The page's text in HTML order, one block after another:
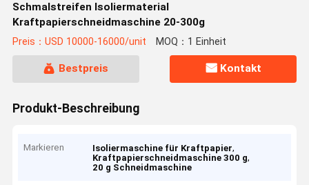
Schmalstreifen Isoliermaterial
Kraftpapierschneidmaschine 20-300g
Preis：USD 10000-16000/unit MOQ：1 Einheit
Bestpreis Kontakt
Produkt-Beschreibung
Markieren Isoliermaschine für Kraftpapier,
Kraftpapierschneidmaschine 300 g,
20 g Schneidmaschine